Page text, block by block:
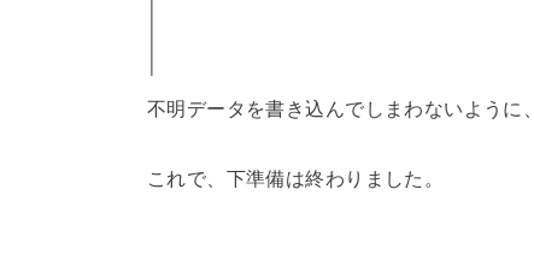
不明データを書き込んでしまわないように、
これで、下準備は終わりました。